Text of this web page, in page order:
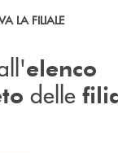
completo
LA FILIALE
elenco
delle